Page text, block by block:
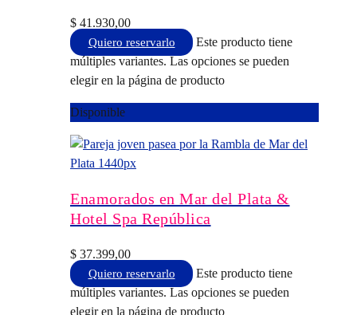
$ 41.930,00
Quiero reservarlo
Este producto tiene
múltiples variantes. Las opciones se pueden
elegir en la página de producto
Disponible
Enamorados en Mar del Plata &
Hotel Spa República
$ 37.399,00
Quiero reservarlo
Este producto tiene
múltiples variantes. Las opciones se pueden
elegir en la página de producto